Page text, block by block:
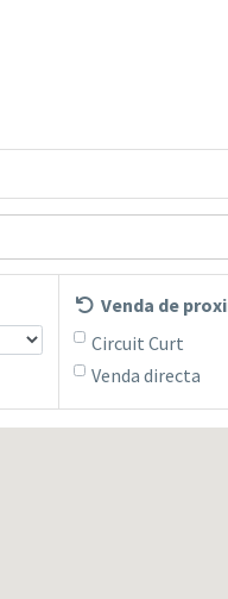
Venda de
Circuit Curt
Venda directa